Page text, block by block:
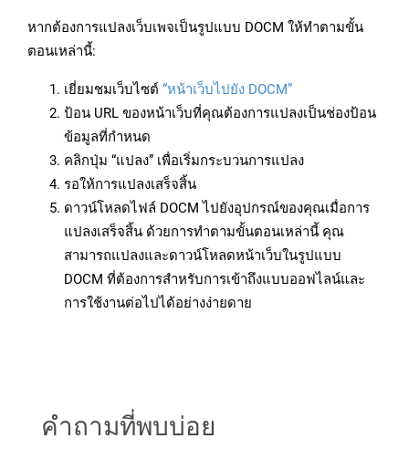
หากต้องการแปลงเว็บเพจเป็นรูปแบบ DOCM ให้ทำตามขั้น
ตอนเหล่านี้:
เยี่ยมชมเว็บไซต์ “หน้าเว็บไปยัง DOCM”
ป้อน URL ของหน้าเว็บที่คุณต้องการแปลงเป็นช่องป้อน
ข้อมูลที่กำหนด
คลิกปุ่ม “แปลง” เพื่อเริ่มกระบวนการแปลง
รอให้การแปลงเสร็จสิ้น
ดาวน์โหลดไฟล์ DOCM ไปยังอุปกรณ์ของคุณเมื่อการ
แปลงเสร็จสิ้น ด้วยการทำตามขั้นตอนเหล่านี้ คุณ
สามารถแปลงและดาวน์โหลดหน้าเว็บในรูปแบบ
DOCM ที่ต้องการสำหรับการเข้าถึงแบบออฟไลน์และ
การใช้งานต่อไปได้อย่างง่ายดาย
คำถามที่พบบ่อย